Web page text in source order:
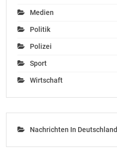
Medien
Politik
Polizei
Sport
Wirtschaft
Nachrichten In Deutschland